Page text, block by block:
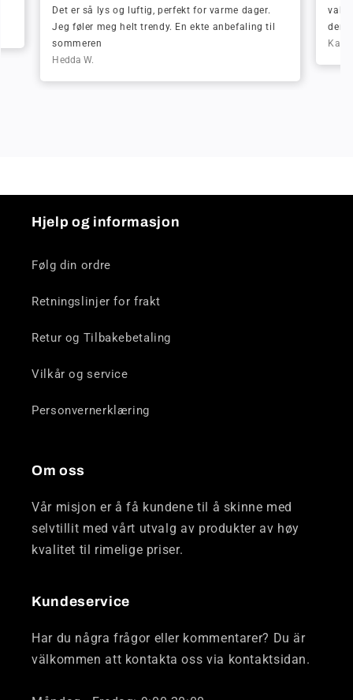
Det er så lys og luftig, perfekt for varme dager.
Jeg føler meg helt trendy. En ekte anbefaling til
sommeren
Hedda W.
den
Karl
Hjelp og informasjon
Følg din ordre
Retningslinjer for frakt
Retur og Tilbakebetaling
Vilkår og service
Personvernerklæring
Om oss
Vår misjon er å få kundene til å skinne med
selvtillit med vårt utvalg av produkter av høy
kvalitet til rimelige priser.
Kundeservice
Har du några frågor eller kommentarer? Du är
välkommen att kontakta oss via kontaktsidan.